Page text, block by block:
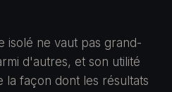
isolé ne vaut pas grand-
d'autres, et son utilité
la façon dont les résultats